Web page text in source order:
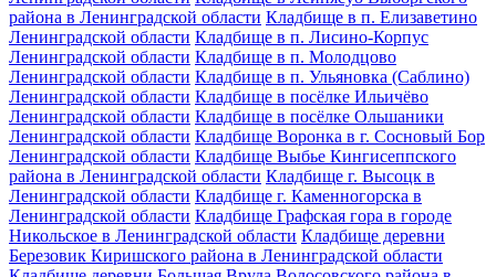
района в Ленинградской области Кладбище в п. Елизаветино
Ленинградской области Кладбище в п. Лисино-Корпус
Ленинградской области Кладбище в п. Молодцово
Ленинградской области Кладбище в п. Ульяновка (Саблино)
Ленинградской области Кладбище в посёлке Ильичёво
Ленинградской области Кладбище в посёлке Ольшаники
Ленинградской области Кладбище Воронка в г. Сосновый Бор
Ленинградской области Кладбище Выбье Кингисеппского
района в Ленинградской области Кладбище г. Высоцк в
Ленинградской области Кладбище г. Каменногорска в
Ленинградской области Кладбище Графская гора в городе
Никольское в Ленинградской области Кладбище деревни
Березовик Киришского района в Ленинградской области